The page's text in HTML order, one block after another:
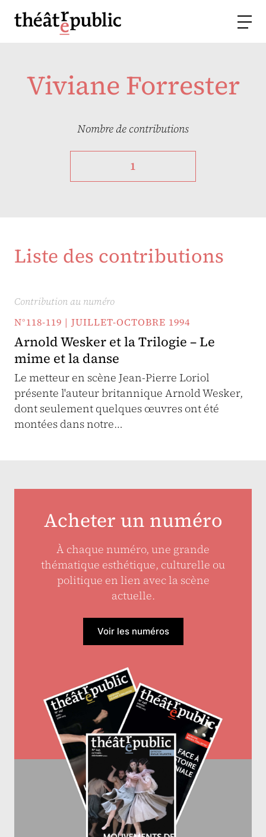
Viviane Forrester
Nombre de contributions
1
Liste des contributions
Contribution au numéro
N°118-119 | JUILLET-OCTOBRE 1994
Arnold Wesker et la Trilogie – Le
mime et la danse
Le metteur en scène Jean-Pierre Loriol
présente l'auteur britannique Arnold Wesker,
dont seulement quelques œuvres ont été
montées dans notre…
Acheter un numéro
À chaque numéro, une grande
thématique esthétique, culturelle ou
politique en lien avec la scène
actuelle.
Voir les numéros